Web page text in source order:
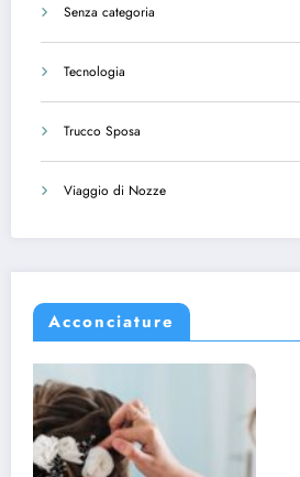
Senza categoria
Tecnologia
Trucco Sposa
Viaggio di Nozze
Acconciature
ACCONCIATURE SPOSA